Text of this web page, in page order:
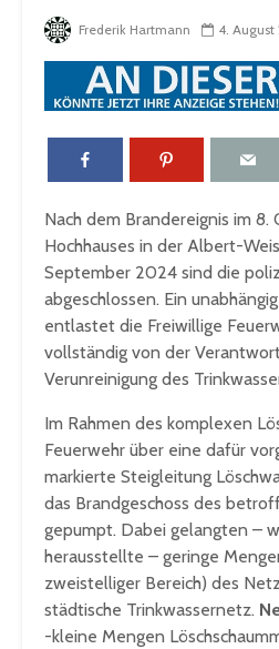
Frederik Hartmann 4. August
Nach dem Brandereignis im 8.
Hochhauses in der Albert-
September 2024 sind die
abgeschlossen. Ein
entlastet die Freiwillige
vollständig von der
Verunreinigung des
Im Rahmen des komplexen
Feuerwehr über eine dafür
markierte Steigleitung
das Brandgeschoss des
gepumpt. Dabei gelangten –
herausstellte – geringe
zweistelliger Bereich) des
städtische Trinkwassernetz.
-kleine Mengen